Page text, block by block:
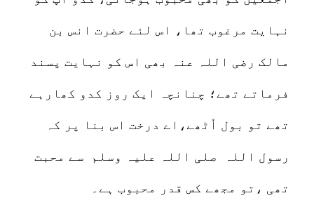
نہایت مرغوب تھا، اس لئے حضرت انس بن
مالک رضی اللہ عنہ بھی اس کو نہایت پسند
فرماتے تھے؛ چنانچہ ایک روز کدو کھارہے
تھے تو بول اُٹھے،اے درخت اس بنا پر کہ
رسول اللہ صلی اللہ علیہ وسلم سے محبت
تھی ،تو مجھے کس قدر محبوب ہے۔